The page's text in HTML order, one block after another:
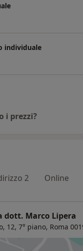
individuale
i prezzi?
2 Online
dott. Marco Lipera
12, 7° piano, Roma